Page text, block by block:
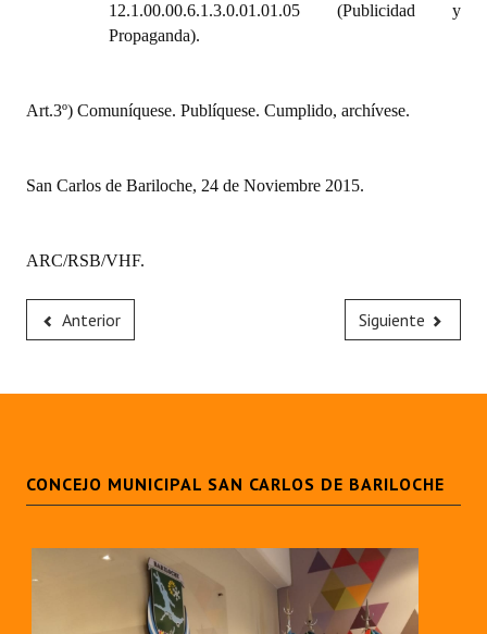
Entrega de distinciones
12.1.00.00.6.1.3.0.01.01.05 (Publicidad y
Propaganda).
Art.3º) Comuníquese. Publíquese. Cumplido, archívese.
San Carlos de Bariloche, 24 de Noviembre 2015.
ARC/RSB/VHF.
Anterior Siguiente
CONCEJO MUNICIPAL SAN CARLOS DE BARILOCHE